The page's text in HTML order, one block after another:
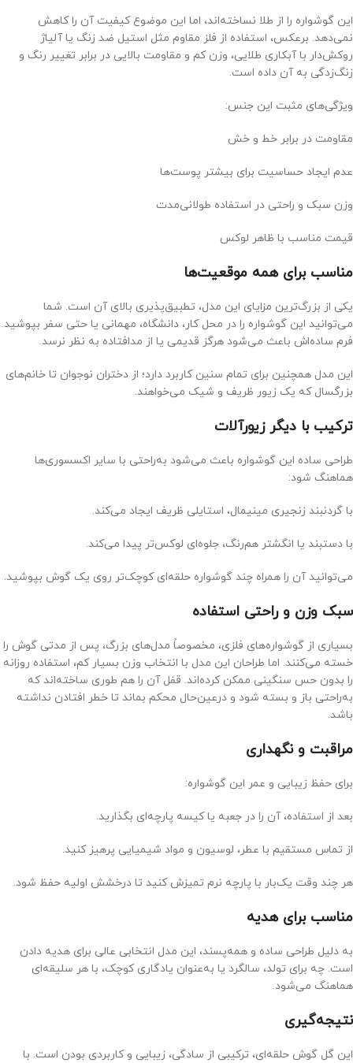
این گوشواره را از طلا نساخته‌اند، اما این موضوع کیفیت آن را کاهش
نمی‌دهد. برعکس، استفاده از فلز مقاوم مثل استیل ضد زنگ یا آلیاژ
روکش‌دار با آبکاری طلایی، وزن کم و مقاومت بالایی در برابر تغییر رنگ و
زنگ‌زدگی به آن داده است.
ویژگی‌های مثبت این جنس:
مقاومت در برابر خط و خش
عدم ایجاد حساسیت برای بیشتر پوست‌ها
وزن سبک و راحتی در استفاده طولانی‌مدت
قیمت مناسب با ظاهر لوکس
مناسب برای همه موقعیت‌ها
یکی از بزرگ‌ترین مزایای این مدل، تطبیق‌پذیری بالای آن است. شما
می‌توانید این گوشواره را در محل کار، دانشگاه، مهمانی یا حتی سفر بپوشید.
فرم ساده‌اش باعث می‌شود هرگز قدیمی یا از مدافتاده به نظر نرسد.
این مدل همچنین برای تمام سنین کاربرد دارد؛ از دختران نوجوان تا خانم‌های
بزرگسال که یک زیور ظریف و شیک می‌خواهند.
ترکیب با دیگر زیورآلات
طراحی ساده این گوشواره باعث می‌شود به‌راحتی با سایر اکسسوری‌ها
هماهنگ شود:
با گردنبند زنجیری مینیمال، استایلی ظریف ایجاد می‌کند.
با دستبند یا انگشتر هم‌رنگ، جلوه‌ای لوکس‌تر پیدا می‌کند.
می‌توانید آن را همراه چند گوشواره حلقه‌ای کوچک‌تر روی یک گوش بپوشید.
سبک وزن و راحتی استفاده
بسیاری از گوشواره‌های فلزی، مخصوصاً مدل‌های بزرگ، پس از مدتی گوش را
خسته می‌کنند. اما طراحان این مدل با انتخاب وزن بسیار کم، استفاده روزانه
را بدون حس سنگینی ممکن کرده‌اند. قفل آن را هم طوری ساخته‌اند که
به‌راحتی باز و بسته شود و درعین‌حال محکم بماند تا خطر افتادن نداشته
باشد.
مراقبت و نگهداری
برای حفظ زیبایی و عمر این گوشواره:
بعد از استفاده، آن را در جعبه یا کیسه پارچه‌ای بگذارید.
از تماس مستقیم با عطر، لوسیون و مواد شیمیایی پرهیز کنید.
هر چند وقت یک‌بار با پارچه نرم تمیزش کنید تا درخشش اولیه حفظ شود.
مناسب برای هدیه
به دلیل طراحی ساده و همه‌پسند، این مدل انتخابی عالی برای هدیه دادن
است. چه برای تولد، سالگرد یا به‌عنوان یادگاری کوچک، با هر سلیقه‌ای
هماهنگ می‌شود.
نتیجه‌گیری
این گل گوش حلقه‌ای، ترکیبی از سادگی، زیبایی و کاربردی بودن است. با